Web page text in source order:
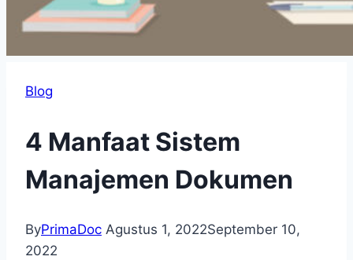
Blog
4 Manfaat Sistem
Manajemen Dokumen
ByPrimaDoc Agustus 1, 2022September 10,
2022